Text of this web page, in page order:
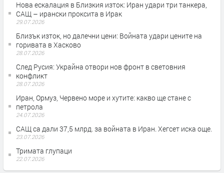
Нова ескалация в Близкия изток: Иран удари три танкера,
САЩ – ирански проксита в Ирак
29.07.2026
Близък изток, но далечни цени: Войната удари цените на
горивата в Хасково
28.07.2026
След Русия: Украйна отвори нов фронт в световния
конфликт
28.07.2026
Иран, Ормуз, Червено море и хутите: какво ще стане с
петрола
24.07.2026
САЩ са дали 37,5 млрд. за войната в Иран. Хегсет иска още.
23.07.2026
Тримата глупаци
22.07.2026